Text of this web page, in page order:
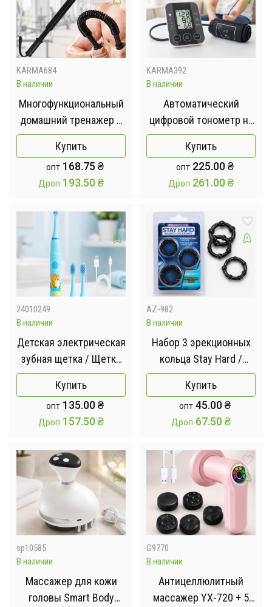
KARMA684
В наличии
Многофункциональный
домашний тренажер с
регулируемой
нагрузкой / Тренажер
для рук Arm Power
Купить
опт 168.75₴
Дроп 193.50₴
KARMA392
В наличии
Автоматический
цифровой тонометр на
плечо / Тонометр 510 с
LED дисплеем и
голосовым
сопровождением
Купить
опт 225.00₴
Дроп 261.00₴
24010249
В наличии
Детская электрическая
зубная щетка / Щетка
электрическая с
насадками
Купить
опт 135.00₴
Дроп 157.50₴
AZ-982
В наличии
Набор 3 эрекционных
кольца Stay Hard /
Набор силиконовых
эрекционных колец
Купить
опт 45.00₴
Дроп 67.50₴
sp10585
В наличии
Массажер для кожи
головы Smart Body
G9770
В наличии
Антицеллюлитный
массажер YX-720 + 5